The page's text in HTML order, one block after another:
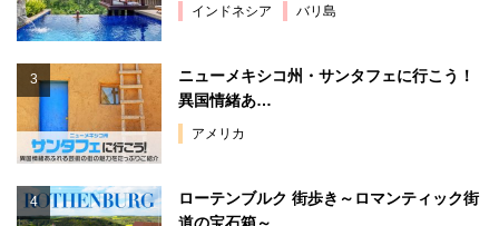
インドネシア バリ島
ニューメキシコ州・サンタフェに行こう！
異国情緒あ…
アメリカ
ローテンブルク 街歩き～ロマンティック街